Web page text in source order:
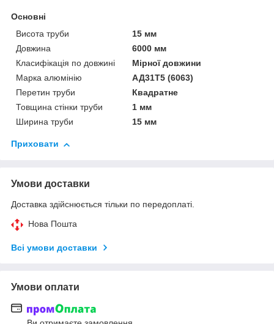
Основні
Висота труби
15 мм
Довжина
6000 мм
Класифікація по довжині
Мірної довжини
Марка алюмінію
АД31Т5 (6063)
Перетин труби
Квадратне
Товщина стінки труби
1 мм
Ширина труби
15 мм
Приховати
Умови доставки
Доставка здійснюється тільки по передоплаті.
Нова Пошта
Всі умови доставки
Умови оплати